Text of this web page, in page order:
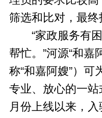
筛选和比对，最终
“家政服务有困
帮忙。”河源“和嘉
称“和嘉阿嫂”）可
专业、放心的一
月份上线以来，